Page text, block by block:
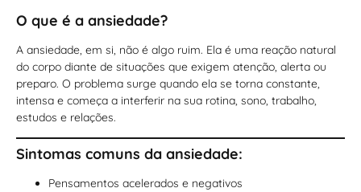
O que é a ansiedade?
A ansiedade, em si, não é algo ruim. Ela é uma reação natural
do corpo diante de situações que exigem atenção, alerta ou
preparo. O problema surge quando ela se torna constante,
intensa e começa a interferir na sua rotina, sono, trabalho,
estudos e relações.
Sintomas comuns da ansiedade:
Pensamentos acelerados e negativos